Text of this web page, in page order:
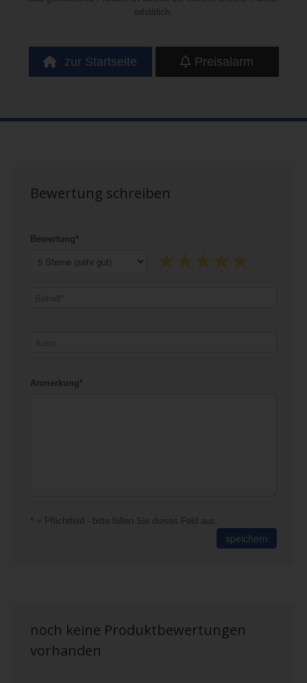
erhältlich.
zur Startseite Preisalarm
Bewertung schreiben
Bewertung*
Anmerkung*
* = Pflichtfeld - bitte füllen Sie dieses Feld aus.
speichern
noch keine Produktbewertungen
vorhanden